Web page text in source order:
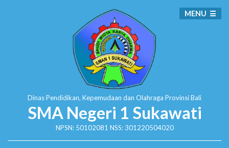
Dinas Pendidikan, Kepemudaan dan Olahraga Provinsi Bali
SMA Negeri 1 Sukawati
NPSN: 50102081 NSS: 301220504020
MENU